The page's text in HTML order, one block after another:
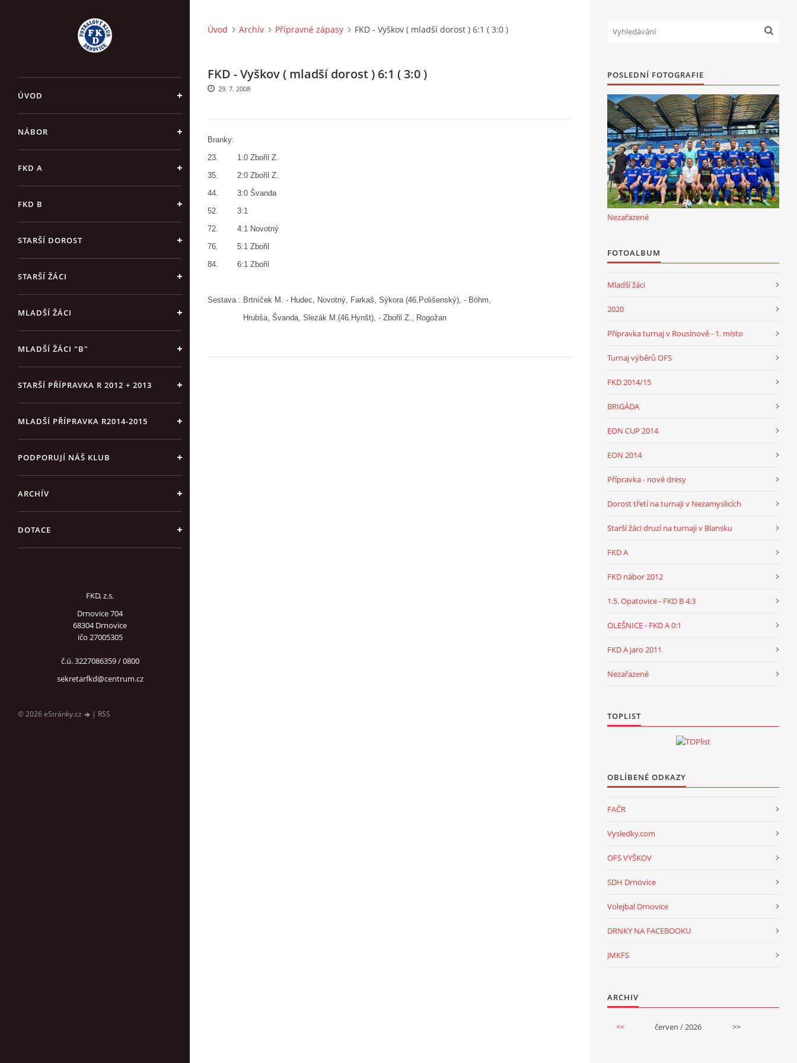
ÚVOD
NÁBOR
FKD A
FKD B
STARŠÍ DOROST
STARŠÍ ŽÁCI
MLADŠÍ ŽÁCI
MLADŠÍ ŽÁCI "B"
STARŠÍ PŘÍPRAVKA R 2012 + 2013
MLADŠÍ PŘÍPRAVKA R2014-2015
PODPORUJÍ NÁŠ KLUB
ARCHÍV
DOTACE
FKD, z.s.
Drnovice 704
68304 Drnovice
ičo 27005305
č.ú. 3227086359 / 0800
sekretarfkd@centrum.cz
© 2026 eStránky.cz | RSS
Úvod Archív Přípravné zápasy FKD - Vyškov ( mladší dorost ) 6:1 ( 3:0 )
FKD - Vyškov ( mladší dorost ) 6:1 ( 3:0 )
29. 7. 2008
Branky:
23. 1:0 Zbořil Z.
35. 2:0 Zbořil Z.
44. 3:0 Švanda
52. 3:1
72. 4:1 Novotný
76. 5:1 Zbořil
84. 6:1 Zbořil
Sestava : Brtníček M. - Hudec, Novotný, Farkaš, Sýkora (46.Polišenský), - Böhm,
Hrubša, Švanda, Slezák M.(46.Hynšt), - Zbořil Z., Rogožan
POSLEDNÍ FOTOGRAFIE
Nezařazené
FOTOALBUM
Mladší žáci
2020
Přípravka turnaj v Rousínově - 1. místo
Turnaj výběrů OFS
FKD 2014/15
BRIGÁDA
EON CUP 2014
EON 2014
Přípravka - nové dresy
Dorost třetí na turnaji v Nezamyslicích
Starší žáci druzí na turnaji v Blansku
FKD A
FKD nábor 2012
1.5. Opatovice - FKD B 4:3
OLEŠNICE - FKD A 0:1
FKD A jaro 2011
Nezařazené
TOPLIST
OBLÍBENÉ ODKAZY
FAČR
Vysledky.com
OFS VYŠKOV
SDH Drnovice
Volejbal Drnovice
DRNKY NA FACEBOOKU
JMKFS
ARCHIV
<< červen / 2026 >>